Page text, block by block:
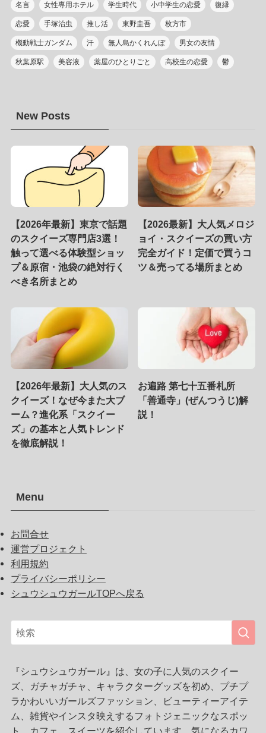
名言 女性専用ホテル 学生時代 小中学生の恋愛 復縁
恋愛 手塚治虫 推し活 東野圭吾 枚方市
機動戦士ガンダム 汗 無人島かくれんぼ 男女の友情
秋葉原駅 美容液 薬屋のひとりごと 高校生の恋愛 鬱
New Posts
【2026年最新】東京で話題
のスクイーズ専門店3選！
触って選べる体験型ショッ
プ＆原宿・池袋の絶対行く
べき名所まとめ
【2026最新】大人気メロジ
ョイ・スクイーズの買い方
完全ガイド！定価で買うコ
ツ＆売ってる場所まとめ
【2026年最新】大人気のス
クイーズ！なぜ今また大ブ
ーム？進化系「スクイー
ズ」の基本と人気トレンド
を徹底解説！
お遍路 第七十五番札所
「善通寺」(ぜんつうじ)解
説！
Menu
お問合せ
運営プロジェクト
利用規約
プライバシーポリシー
シュウシュウガールTOPへ戻る
『シュウシュウガール』は、女の子に人気のスクイー
ズ、ガチャガチャ、キャラクターグッズを初め、プチプ
ラかわいいガールズファッション、ビューティーアイテ
ム、雑貨やインスタ映えするフォトジェニックなスポッ
ト、カフェ、スイーツを紹介しています。気になるカワ